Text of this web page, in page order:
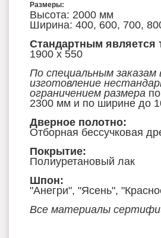
Размеры:
Высота: 2000 мм
Ширина: 400, 600, 700,
Стандартным является
1900 х 550
По специальным заказам
изготовление
ограничением размера
2300 мм и по ширине до
Дверное полотно:
Отборная бессучковая
Покрытие:
Полиуретановый лак
Шпон:
"Анегри", "Ясень",
Все материалы